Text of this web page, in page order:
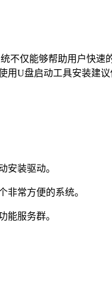
仅能够帮助用户快速
用U盘启动工具安装建议
装驱动。
常方便的系统。
服务群。